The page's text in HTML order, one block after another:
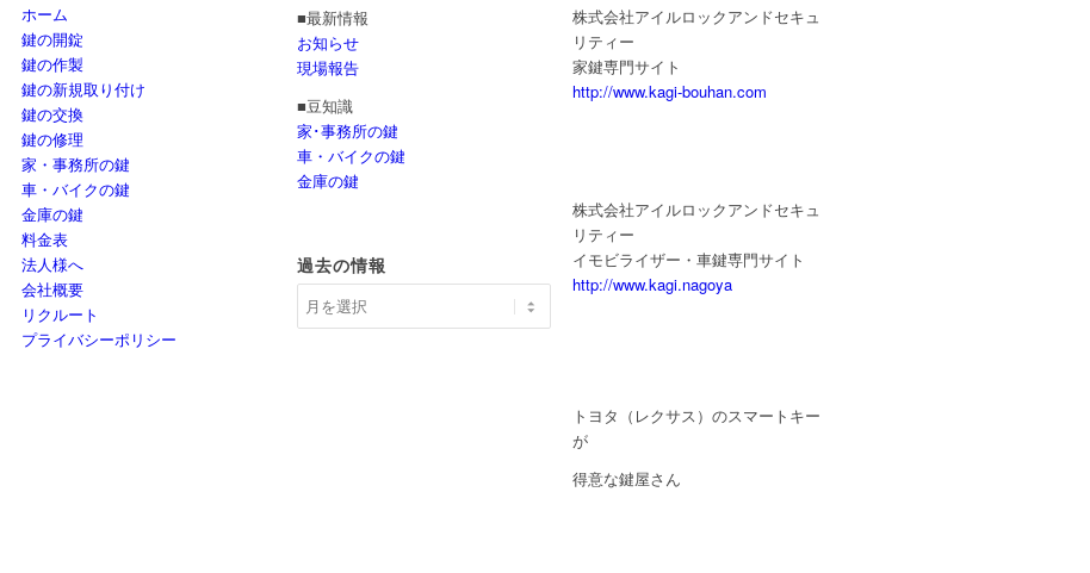
ホーム
鍵の開錠
鍵の作製
鍵の新規取り付け
鍵の交換
鍵の修理
家・事務所の鍵
車・バイクの鍵
金庫の鍵
料金表
法人様へ
会社概要
リクルート
プライバシーポリシー
■最新情報
お知らせ
現場報告
■豆知識
家･事務所の鍵
車・バイクの鍵
金庫の鍵
過去の情報
株式会社アイルロックアンドセキュ
リティー
家鍵専門サイト
http://www.kagi-bouhan.com
株式会社アイルロックアンドセキュ
リティー
イモビライザー・車鍵専門サイト
http://www.kagi.nagoya
トヨタ（レクサス）のスマートキー
が
得意な鍵屋さん